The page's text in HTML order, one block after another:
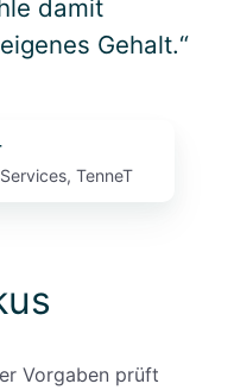
damit
Gehalt.“
TenneT
Vorgaben prüft